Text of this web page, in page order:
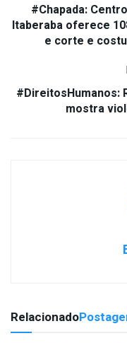
#Chapada:
Itaberaba oferece
e corte e
#DireitosHumanos:
mostra
Relacionado